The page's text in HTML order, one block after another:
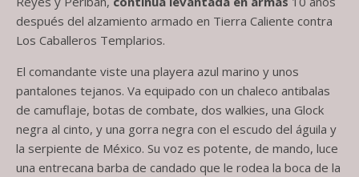
después del alzamiento armado en Tierra Caliente contra
Los Caballeros Templarios.
El comandante viste una playera azul marino y unos
pantalones tejanos. Va equipado con un chaleco antibalas
de camuflaje, botas de combate, dos walkies, una Glock
negra al cinto, y una gorra negra con el escudo del águila y
la serpiente de México. Su voz es potente, de mando, luce
una entrecana barba de candado que le rodea la boca de la